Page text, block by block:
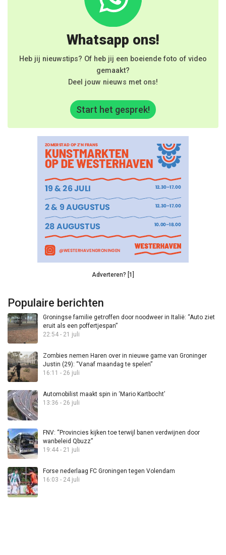
Whatsapp ons!
Heb jij nieuwstips? Of heb jij een boeiende foto of video
gemaakt?
Deel jouw nieuws met ons!
Start het gesprek!
Adverteren? [1]
Populaire berichten
Groningse familie getroffen door noodweer in Italië: “Auto ziet
eruit als een poffertjespan”
22:54 - 21 juli
Zombies nemen Haren over in nieuwe game van Groninger
Justin (29): “Vanaf maandag te spelen”
16:11 - 26 juli
Automobilist maakt spin in ‘Mario Kartbocht’
13:36 - 26 juli
FNV: “Provincies kijken toe terwijl banen verdwijnen door
wanbeleid Qbuzz”
19:44 - 21 juli
Forse nederlaag FC Groningen tegen Volendam
16:03 - 24 juli